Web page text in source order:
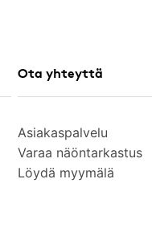
Ota yhteyttä
Asiakaspalvelu
Varaa näöntarkastus
Löydä myymälä